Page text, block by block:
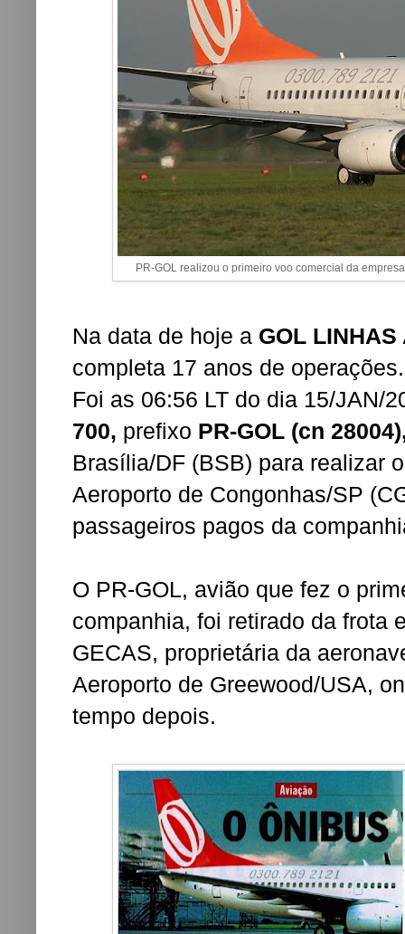
PR-GOL realizou o primeiro voo comercial da
Na data de hoje a GOL LINHAS
completa 17 anos de operações.
Foi as 06:56 LT do dia 15/JAN/
700, prefixo PR-GOL (cn
Brasília/DF (BSB) para realizar
Aeroporto de Congonhas/SP
passageiros pagos da
O PR-GOL, avião que fez o
companhia, foi retirado da frota
GECAS, proprietária da
Aeroporto de Greewood/USA,
tempo depois.